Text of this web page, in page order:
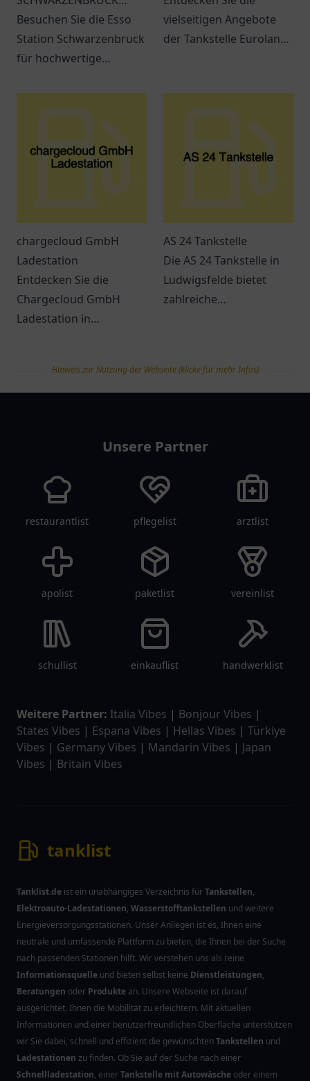
Regensburger Str. 2a
Besuchen Sie die Esso
Station Schwarzenbruck
für hochwertige
erstklassigen Service.
vielseitigen Angebote
der Tankstelle Euroland
chargecloud GmbH
Ladestation
Entdecken Sie die
Chargecloud GmbH
Ladestation in
zum Laden von
Elektroautos.
AS 24 Tankstelle
Die AS 24 Tankstelle in
Ludwigsfelde bietet
zahlreiche
Reisende.
Hinweis zur Nutzung der Webseite (klicke für mehr Infos)
Unsere Partner
restaurantlist pflegelist arztlist
apolist paketlist vereinlist
schullist einkauflist handwerklist
Weitere Partner: Italia Vibes | Bonjour Vibes |
States Vibes | Espana Vibes | Hellas Vibes | Türkiye
Vibes | Germany Vibes | Mandarin Vibes | Japan
Vibes | Britain Vibes
tanklist
Tanklist.de ist ein unabhängiges Verzeichnis fürTankstellen,
Elektroauto-Ladestationen, Wasserstofftankstellen und weitere
Energieversorgungsstationen. Unser Anliegen ist es, Ihnen eine
neutrale und umfassende Plattform zu bieten, die Ihnen bei der Suche
nach passenden Stationen hilft. Wir verstehen uns als reine
Informationsquelle und bieten selbst keine Dienstleistungen,
Beratungen oder Produkte an. Unsere Webseite ist darauf
ausgerichtet, Ihnen die Mobilität zu erleichtern. Mit aktuellen
Informationen und einer benutzerfreundlichen Oberfläche unterstützen
wir Sie dabei, schnell und effizient die gewünschtenTankstellen und
Ladestationen zu finden. Ob Sie auf der Suche nach einer
Schnellladestation, einerTankstelle mit Autowäsche oder einem